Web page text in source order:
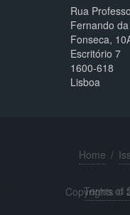
Rua
Fernando da
Fonseca,
Escritório 7
1600-618
Lisboa
Home /
Copyrights ©
Terms of